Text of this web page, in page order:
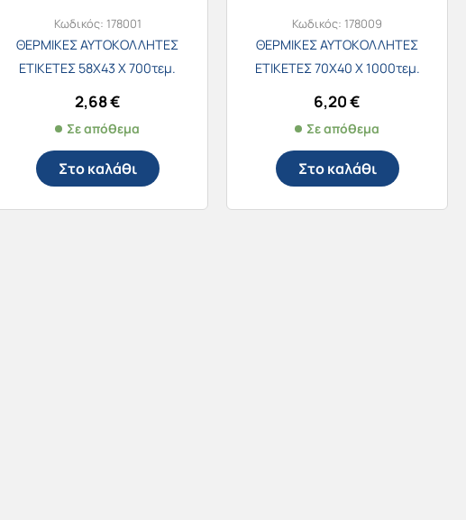
Κωδικός: 178001
ΘΕΡΜΙΚΕΣ ΑΥΤΟΚΟΛΛΗΤΕΣ
ΕΤΙΚΕΤΕΣ 58Χ43 Χ 700τεμ.
2,68€
Σε απόθεμα
Στο καλάθι
Κωδικός: 178009
ΘΕΡΜΙΚΕΣ ΑΥΤΟΚΟΛΛΗΤΕΣ
ΕΤΙΚΕΤΕΣ 70Χ40 Χ 1000τεμ.
6,20€
Σε απόθεμα
Στο καλάθι